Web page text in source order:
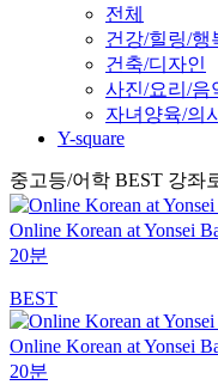
전체
건강/힐링/행
건축/디자인
사진/요리/음
자녀양육/의
Y-square
중고등/어학 BEST 강좌
Online Korean at Yonsei
20분
BEST
Online Korean at Yonsei
20분